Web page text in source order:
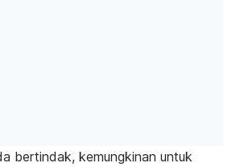
bertindak, kemungkinan untuk